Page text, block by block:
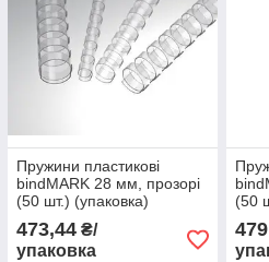
Пружини пластикові
bindMARK 28 мм, прозорі
(50 шт.) (упаковка)
473,44₴/
упаковка
(50